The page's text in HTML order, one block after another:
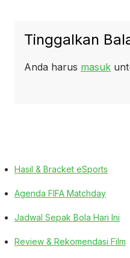
Tinggalkan
Anda harus masuk
Hasil & Bracket eSports
Agenda FIFA Matchday
Jadwal Sepak Bola Hari Ini
Review & Rekomendasi Film